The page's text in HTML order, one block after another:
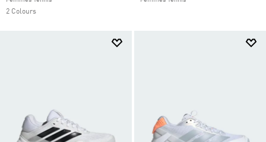
2 Colours